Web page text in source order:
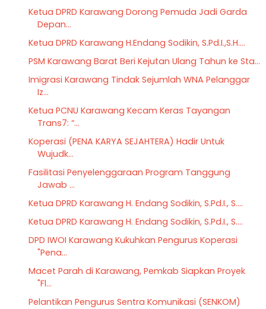
Ketua DPRD Karawang Dorong Pemuda Jadi Garda
Depan...
Ketua DPRD Karawang H.Endang Sodikin, S.Pd.I.,S.H....
PSM Karawang Barat Beri Kejutan Ulang Tahun ke Sta...
Imigrasi Karawang Tindak Sejumlah WNA Pelanggar
Iz...
Ketua PCNU Karawang Kecam Keras Tayangan
Trans7: “...
Koperasi (PENA KARYA SEJAHTERA) Hadir Untuk
Wujudk...
Fasilitasi Penyelenggaraan Program Tanggung
Jawab ...
Ketua DPRD Karawang H. Endang Sodikin, S.Pd.I., S....
Ketua DPRD Karawang H. Endang Sodikin, S.Pd.I., S....
DPD IWOI Karawang Kukuhkan Pengurus Koperasi
"Pena...
Macet Parah di Karawang, Pemkab Siapkan Proyek
"Fl...
Pelantikan Pengurus Sentra Komunikasi (SENKOM)